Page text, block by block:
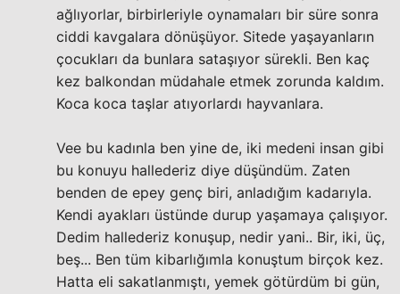
ağlıyorlar, birbirleriyle oynamaları bir süre sonra
ciddi kavgalara dönüşüyor. Sitede yaşayanların
çocukları da bunlara sataşıyor sürekli. Ben kaç
kez balkondan müdahale etmek zorunda kaldım.
Koca koca taşlar atıyorlardı hayvanlara.
Vee bu kadınla ben yine de, iki medeni insan gibi
bu konuyu hallederiz diye düşündüm. Zaten
benden de epey genç biri, anladığım kadarıyla.
Kendi ayakları üstünde durup yaşamaya çalışıyor.
Dedim hallederiz konuşup, nedir yani.. Bir, iki, üç,
beş... Ben tüm kibarlığımla konuştum birçok kez.
Hatta eli sakatlanmıştı, yemek götürdüm bi gün,